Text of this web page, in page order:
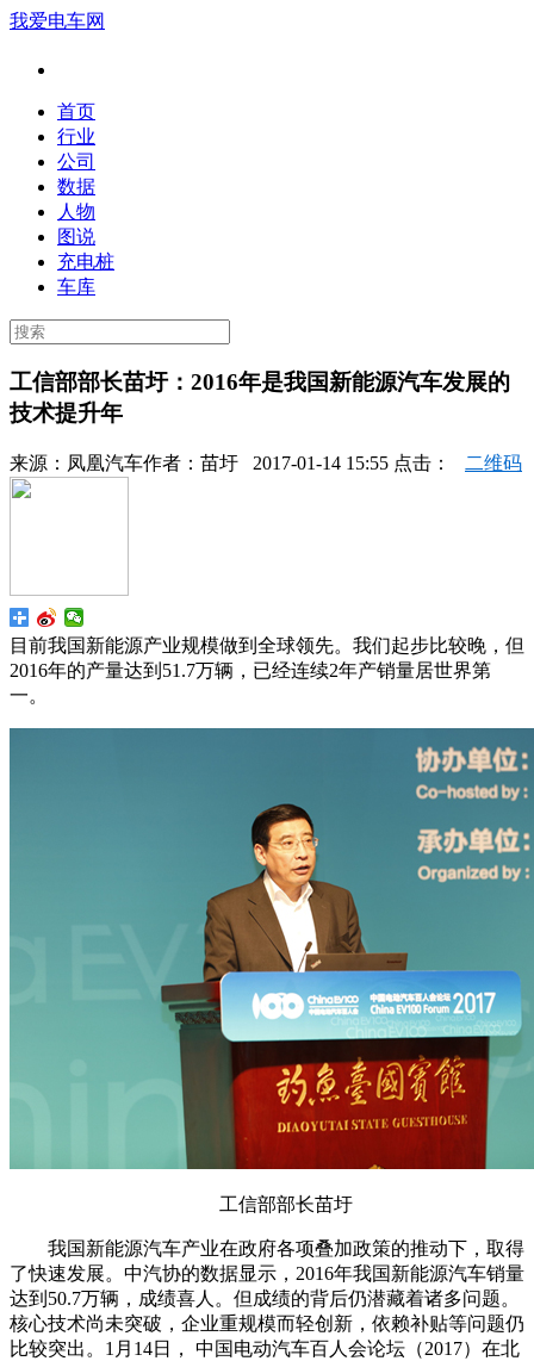
我爱电车网
首页
行业
公司
数据
人物
图说
充电桩
车库
工信部部长苗圩：2016年是我国新能源汽车发展的
技术提升年
来源： 凤凰汽车作者： 苗圩 2017-01-14 15:55 点击： 二维码
目前我国新能源产业规模做到全球领先。我们起步比较晚，但
2016年的产量达到51.7万辆，已经连续2年产销量居世界第
一。
工信部部长苗圩
我国新能源汽车产业在政府各项叠加政策的推动下，取得
了快速发展。中汽协的数据显示，2016年我国新能源汽车销量
达到50.7万辆，成绩喜人。但成绩的背后仍潜藏着诸多问题。
核心技术尚未突破，企业重规模而轻创新，依赖补贴等问题仍
比较突出。1月14日， 中国电动汽车百人会论坛（2017）在北